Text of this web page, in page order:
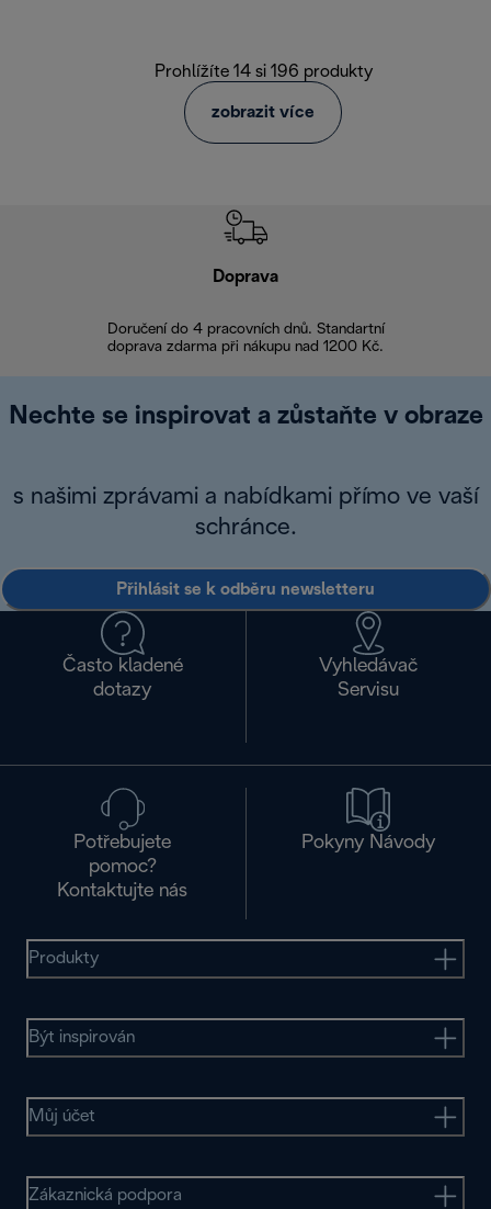
Prohlížíte 14 si 196 produkty
zobrazit více
Doprava
Doručení do 4 pracovních dnů. Standartní
doprava zdarma při nákupu nad 1200 Kč.
Nechte se inspirovat a zůstaňte v obraze
s našimi zprávami a nabídkami přímo ve vaší
schránce.
Přihlásit se k odběru newsletteru
Často kladené
dotazy
Vyhledávač
Servisu
Potřebujete
pomoc?
Kontaktujte nás
Pokyny Návody
Produkty
Být inspirován
Můj účet
Zákaznická podpora